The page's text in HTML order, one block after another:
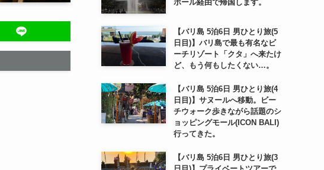
ポール経由で帰国します。
【バリ島 5泊6日 男ひとり旅(5
日目)】バリ島で最も有名なビ
ーチリゾート「クタ」へ来たけ
ど、もう何もしたくない…。
【バリ島 5泊6日 男ひとり旅(4
日目)】サヌールへ移動。ビー
チウォーク歩きながら話題のシ
ョッピングモール(ICON BALI)
行ってきた。
【バリ島 5泊6日 男ひとり旅(3